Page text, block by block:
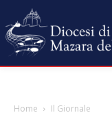
Home Il Giornale